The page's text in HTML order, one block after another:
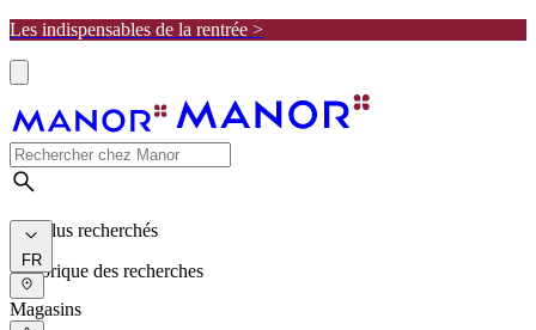
Les indispensables de la rentrée >
Les plus recherchés
Historique des recherches
FR
Magasins